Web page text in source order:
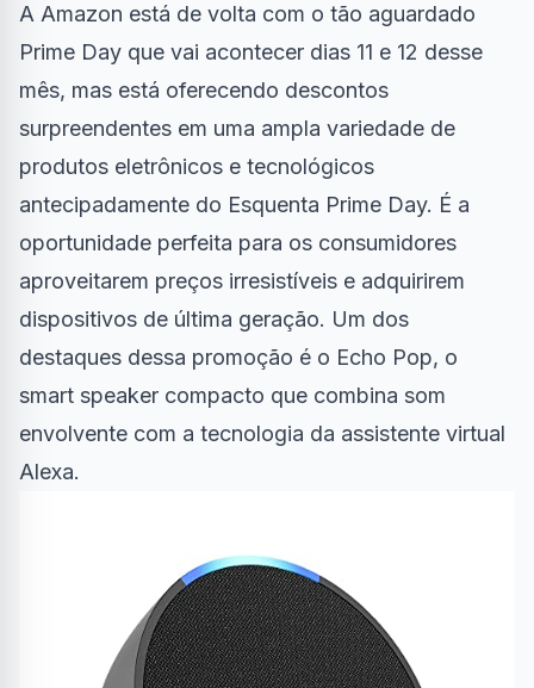
A Amazon está de volta com o tão aguardado
Prime Day que vai acontecer dias 11 e 12 desse
mês, mas está oferecendo descontos
surpreendentes em uma ampla variedade de
produtos eletrônicos e tecnológicos
antecipadamente do Esquenta Prime Day. É a
oportunidade perfeita para os consumidores
aproveitarem preços irresistíveis e adquirirem
dispositivos de última geração. Um dos
destaques dessa promoção é o Echo Pop, o
smart speaker compacto que combina som
envolvente com a tecnologia da assistente virtual
Alexa.